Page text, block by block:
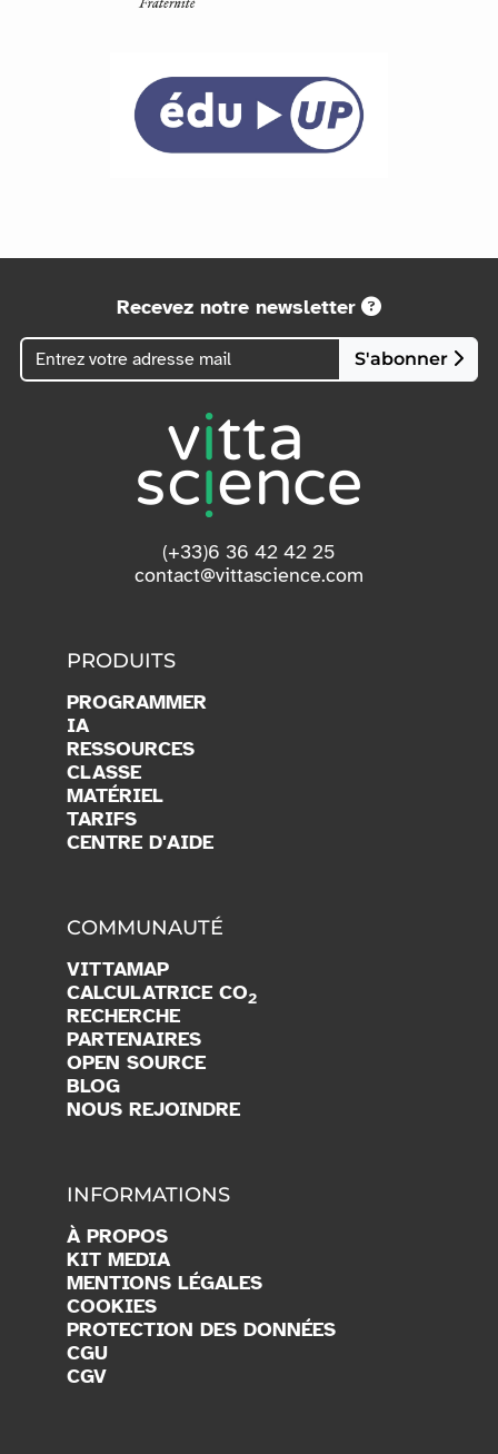
Recevez notre newsletter
S'abonner
(+33)6 36 42 42 25
contact@vittascience.com
PRODUITS
PROGRAMMER
IA
RESSOURCES
CLASSE
MATÉRIEL
TARIFS
CENTRE D'AIDE
COMMUNAUTÉ
VITTAMAP
CALCULATRICE CO2
RECHERCHE
PARTENAIRES
OPEN SOURCE
BLOG
NOUS REJOINDRE
INFORMATIONS
À PROPOS
KIT MEDIA
MENTIONS LÉGALES
COOKIES
PROTECTION DES DONNÉES
CGU
CGV